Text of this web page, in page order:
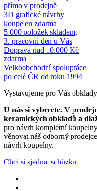
přímo v prodejně
3D grafické návrhy
koupelen zdarma
5 000 položek skladem,
3. pracovní den u Vás
Doprava nad 10.000 Kč
zdarma
Velkoobchodní spolupráce
po celé ČR od roku 1994
Vystavujeme pro Vás
U nás si vyberete. V
keramických obkladů a
pro návrh kompletní
věnovat náš odborný
návrh koupelny.
Chci si sjednat schůzku